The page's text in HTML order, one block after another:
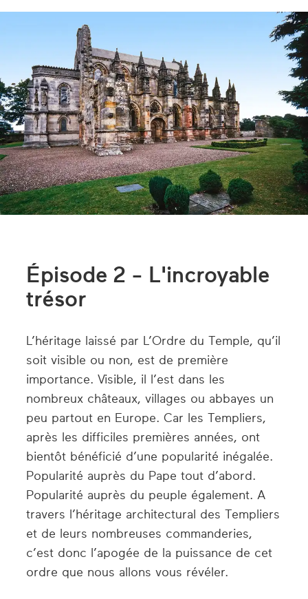
Épisode 2 - L'incroyable
trésor
L’héritage laissé par L’Ordre du Temple, qu’il
soit visible ou non, est de première
importance. Visible, il l’est dans les
nombreux châteaux, villages ou abbayes un
peu partout en Europe. Car les Templiers,
après les difficiles premières années, ont
bientôt bénéficié d’une popularité inégalée.
Popularité auprès du Pape tout d’abord.
Popularité auprès du peuple également. A
travers l’héritage architectural des Templiers
et de leurs nombreuses commanderies,
c’est donc l’apogée de la puissance de cet
ordre que nous allons vous révéler.